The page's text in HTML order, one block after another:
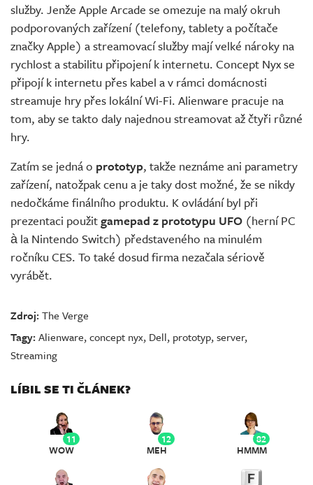
služby. Jenže Apple Arcade se omezuje na malý okruh
podporovaných zařízení (telefony, tablety a počítače
značky Apple) a streamovací služby mají velké nároky na
rychlost a stabilitu připojení k internetu. Concept Nyx se
připojí k internetu přes kabel a v rámci domácnosti
streamuje hry přes lokální Wi-Fi. Alienware pracuje na
tom, aby se takto daly najednou streamovat až čtyři různé
hry.
Zatím se jedná o prototyp, takže neznáme ani parametry
zařízení, natožpak cenu a je taky dost možné, že se nikdy
nedočkáme finálního produktu. K ovládání byl při
prezentaci použitgamepad z prototypu UFO (herní PC
à la Nintendo Switch) představeného na minulém
ročníku CES. To také dosud firma nezačala sériově
vyrábět.
Zdroj:The Verge
Tagy:Alienware,concept nyx, Dell, prototyp,server,
Streaming
LÍBIL SE TI ČLÁNEK?
11
WOW
12
MEH
82
HMMM